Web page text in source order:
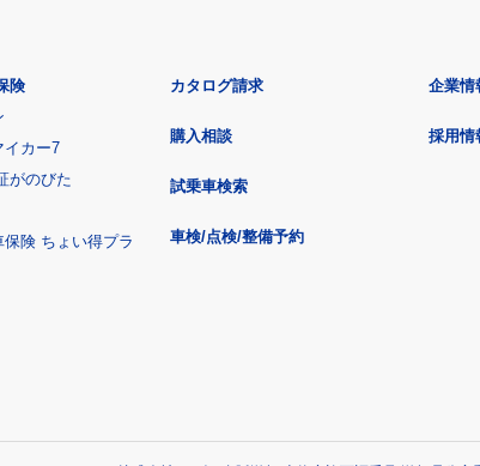
険
イカー7
がのびた
険 ちょい得プラ
カタログ請求
購入相談
試乗車検索
車検/点検/整備予約
企業情
採用情